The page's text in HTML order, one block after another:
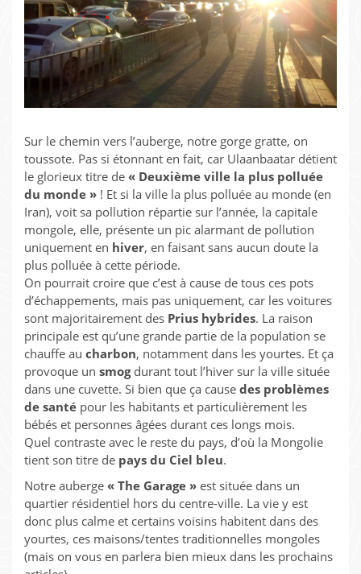
Sur le chemin vers l’auberge, notre gorge gratte, on
toussote. Pas si étonnant en fait, car Ulaanbaatar détient
le glorieux titre de « Deuxième ville la plus polluée
du monde » ! Et si la ville la plus polluée au monde (en
Iran), voit sa pollution répartie sur l’année, la capitale
mongole, elle, présente un pic alarmant de pollution
uniquement en hiver, en faisant sans aucun doute la
plus polluée à cette période.
On pourrait croire que c’est à cause de tous ces pots
d’échappements, mais pas uniquement, car les voitures
sont majoritairement des Prius hybrides. La raison
principale est qu’une grande partie de la population se
chauffe au charbon, notamment dans les yourtes. Et ça
provoque un smogdurant tout l’hiver sur la ville située
dans une cuvette. Si bien que ça cause des problèmes
de santé pour les habitants et particulièrement les
bébés et personnes âgées durant ces longs mois.
Quel contraste avec le reste du pays, d’où la Mongolie
tient son titre de pays du Ciel bleu.
Notre auberge « The Garage » est située dans un
quartier résidentiel hors du centre-ville. La vie y est
donc plus calme et certains voisins habitent dans des
yourtes, ces maisons/tentes traditionnelles mongoles
(mais on vous en parlera bien mieux dans les prochains